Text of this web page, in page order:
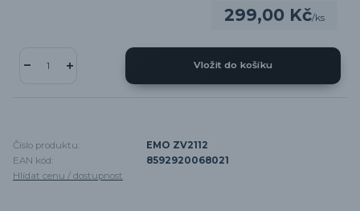
299,00 Kč/ks
Vložit do košíku
Číslo produktu:
EMO ZV2112
EAN kód:
8592920068021
Hlídat cenu / dostupnost